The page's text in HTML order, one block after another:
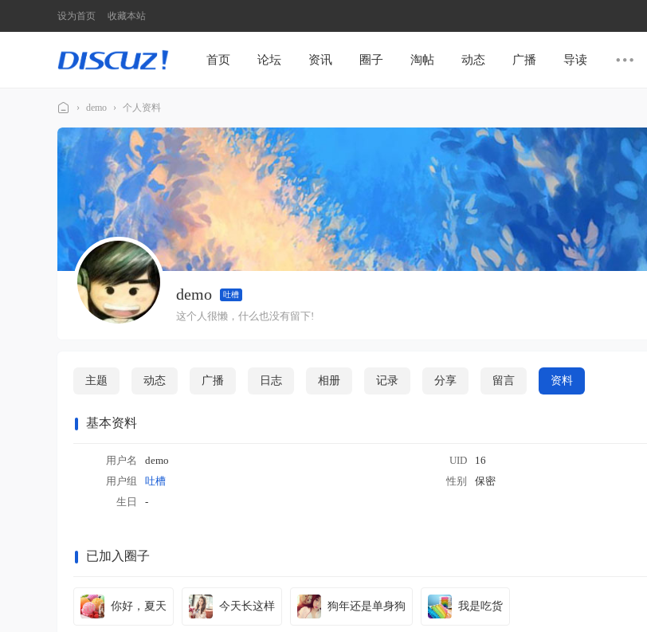
设为首页 收藏本站
首页 论坛 资讯 圈子 淘帖 动态 广播 导读
Di
sc
7
模
› demo › 个人资料
demo 吐槽
这个人很懒，什么也没有留下!
主题 动态 广播 日志 相册 记录 分享 留言 资料
基本资料
用户名 demo UID
16
用户组
吐槽 性别
保密
生日
-
已加入圈子
你好，夏天 今天长这样 狗年还是单身狗 我是吃货